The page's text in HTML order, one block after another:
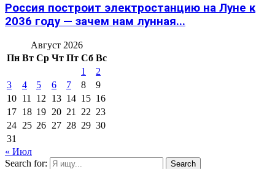
Россия построит электростанцию на Луне к
2036 году — зачем нам лунная...
Август 2026
Пн Вт Ср Чт Пт Сб Вс
1
2
3
4 5 6 7 8
9
10 11 12 13 14 15 16
17 18 19 20 21 22 23
24 25 26 27 28 29 30
31
« Июл
Search for:
Search